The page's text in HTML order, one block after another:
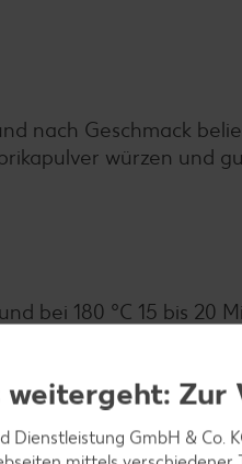
nach Geschmack
würzen und
bei 180 °C 15 bis 20
servieren.
weitergeht:
Dienstleistung GmbH & Co.